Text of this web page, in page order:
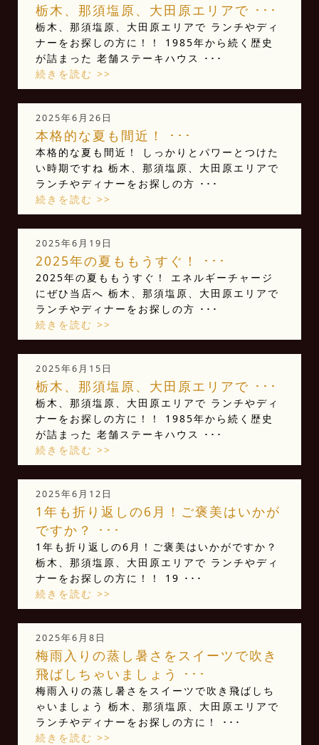
栃木、那須塩原、大田原エリアで ･･･
栃木、那須塩原、大田原エリアで ランチやディ
ナーをお探しの方に！！ 1985年から続く歴史
が詰まった 老舗ステーキハウス ･･･
続きを読む >>
2025年6月26日
本格的な夏も間近！ ･･･
本格的な夏も間近！ しっかりとパワーとつけた
い時期ですね️ 栃木、那須塩原、大田原エリアで
ランチやディナーをお探しの方 ･･･
続きを読む >>
2025年6月19日
2025年の夏ももうすぐ！ ･･･
2025年の夏ももうすぐ！ エネルギーチャージ
にぜひ当店へ 栃木、那須塩原、大田原エリアで
ランチやディナーをお探しの方 ･･･
続きを読む >>
2025年6月15日
栃木、那須塩原、大田原エリアで ･･･
栃木、那須塩原、大田原エリアで ランチやディ
ナーをお探しの方に！！ 1985年から続く歴史
が詰まった 老舗ステーキハウス ･･･
続きを読む >>
2025年6月12日
1年も折り返しの6月！ご褒美はいかが
ですか？️ ･･･
1年も折り返しの6月！ご褒美はいかがですか？️
栃木、那須塩原、大田原エリアで ランチやディ
ナーをお探しの方に！！ 19 ･･･
続きを読む >>
2025年6月8日
梅雨入りの蒸し暑さをスイーツで吹き
飛ばしちゃいましょう ･･･
梅雨入りの蒸し暑さをスイーツで吹き飛ばしち
ゃいましょう 栃木、那須塩原、大田原エリアで
ランチやディナーをお探しの方に！ ･･･
続きを読む >>